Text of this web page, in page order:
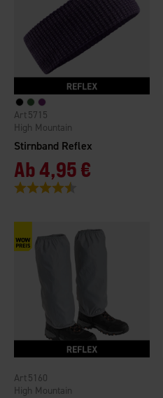
Stirnband Reflex
High Mountain
5715
Ab4,95 €
Bewertung:
High Mountain
5160